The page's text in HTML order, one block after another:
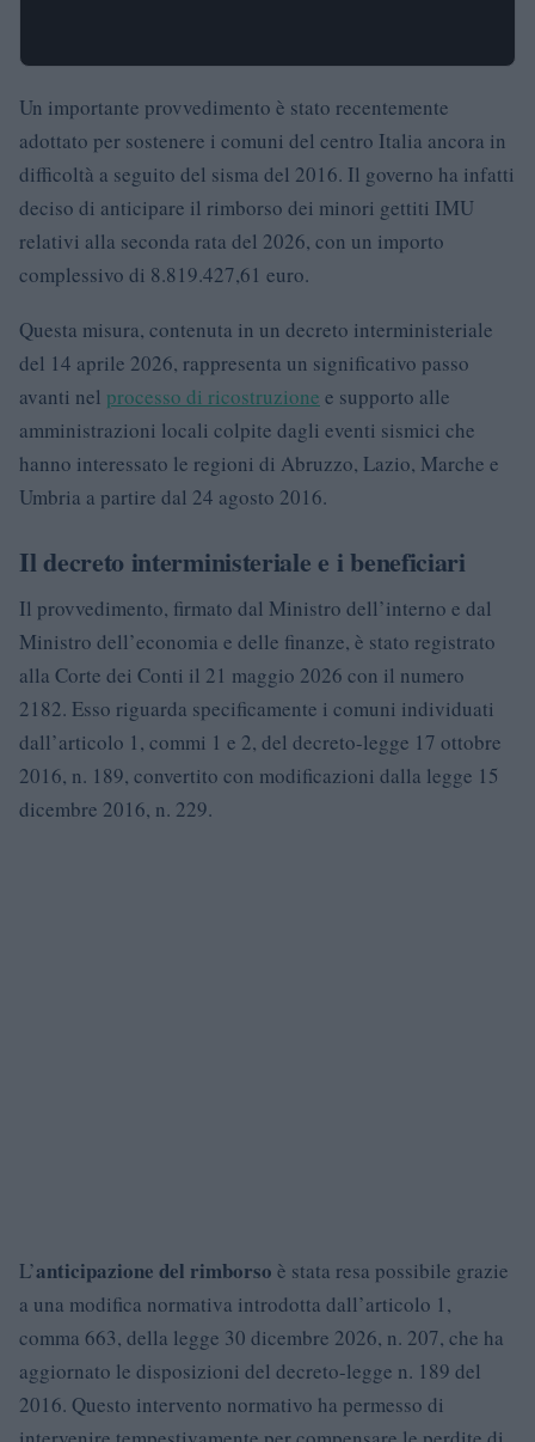
Un importante provvedimento è stato recentemente
adottato per sostenere i comuni del centro Italia ancora in
difficoltà a seguito del sisma del 2016. Il governo ha infatti
deciso di anticipare il rimborso dei minori gettiti IMU
relativi alla seconda rata del 2026, con un importo
complessivo di 8.819.427,61 euro.
Questa misura, contenuta in un decreto interministeriale
del 14 aprile 2026, rappresenta un significativo passo
avanti nel processo di ricostruzione e supporto alle
amministrazioni locali colpite dagli eventi sismici che
hanno interessato le regioni di Abruzzo, Lazio, Marche e
Umbria a partire dal 24 agosto 2016.
Il decreto interministeriale e i beneficiari
Il provvedimento, firmato dal Ministro dell’interno e dal
Ministro dell’economia e delle finanze, è stato registrato
alla Corte dei Conti il 21 maggio 2026 con il numero
2182. Esso riguarda specificamente i comuni individuati
dall’articolo 1, commi 1 e 2, del decreto-legge 17 ottobre
2016, n. 189, convertito con modificazioni dalla legge 15
dicembre 2016, n. 229.
L’anticipazione del rimborso è stata resa possibile grazie
a una modifica normativa introdotta dall’articolo 1,
comma 663, della legge 30 dicembre 2026, n. 207, che ha
aggiornato le disposizioni del decreto-legge n. 189 del
2016. Questo intervento normativo ha permesso di